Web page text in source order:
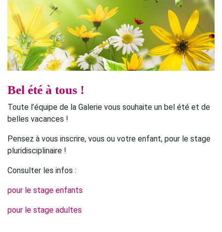
Bel été à tous !
Toute l’équipe de la Galerie vous souhaite un bel été et de
belles vacances !
Pensez à vous inscrire, vous ou votre enfant, pour le stage
pluridisciplinaire !
Consulter les infos :
pour le stage enfants
pour le stage adultes